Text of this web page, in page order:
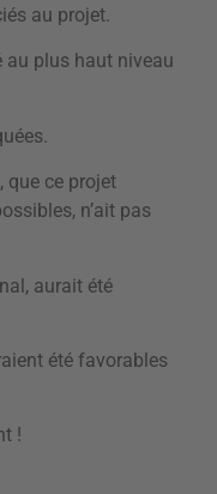
au projet.
au plus haut niveau
que ce projet
n’ait pas
aurait été
été favorables
!